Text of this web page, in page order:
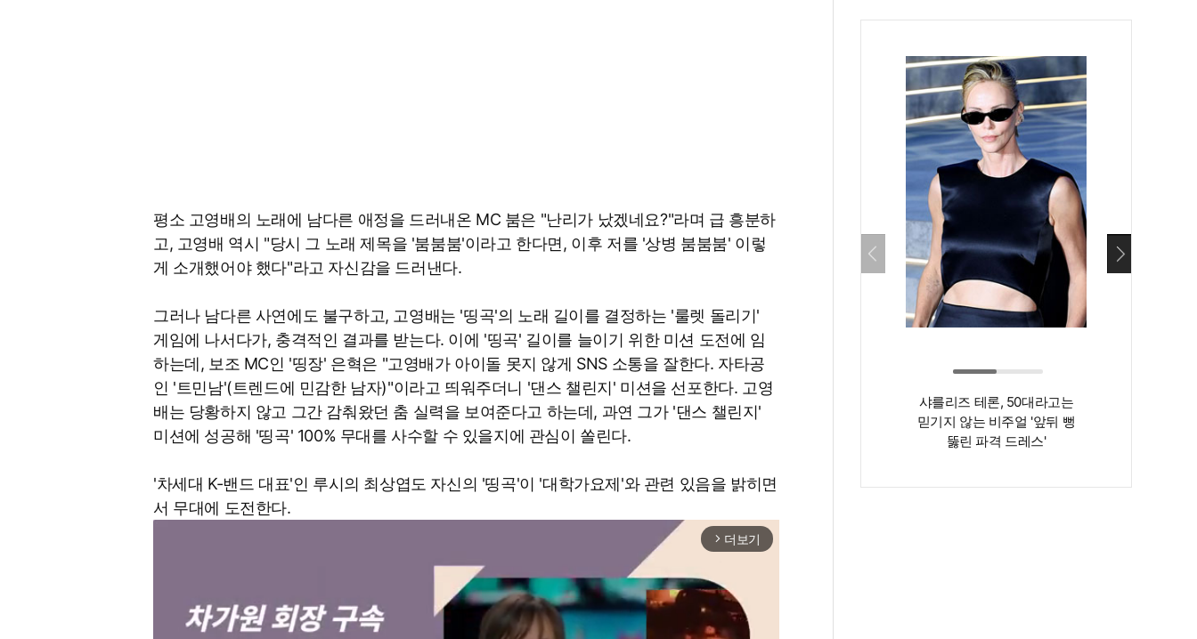
평소 고영배의 노래에 남다른 애정을 드러내온 MC 붐은 "난리가 났겠네요?"라며 급 흥분하
고, 고영배 역시 "당시 그 노래 제목을 '붐붐붐'이라고 한다면, 이후 저를 '상병 붐붐붐' 이렇
게 소개했어야 했다"라고 자신감을 드러낸다.
그러나 남다른 사연에도 불구하고, 고영배는 '띵곡'의 노래 길이를 결정하는 '룰렛 돌리기'
게임에 나서다가, 충격적인 결과를 받는다. 이에 '띵곡' 길이를 늘이기 위한 미션 도전에 임
하는데, 보조 MC인 '띵장' 은혁은 "고영배가 아이돌 못지 않게 SNS 소통을 잘한다. 자타공
인 '트민남'(트렌드에 민감한 남자)"이라고 띄워주더니 '댄스 챌린지' 미션을 선포한다. 고영
배는 당황하지 않고 그간 감춰왔던 춤 실력을 보여준다고 하는데, 과연 그가 '댄스 챌린지'
미션에 성공해 '띵곡' 100% 무대를 사수할 수 있을지에 관심이 쏠린다.
'차세대 K-밴드 대표'인 루시의 최상엽도 자신의 '띵곡'이 '대학가요제'와 관련 있음을 밝히면
서 무대에 도전한다.
arrow_forward_ios 더보기
샤를리즈 테론, 50대라고는
믿기지 않는 비주얼 '앞뒤 뻥
뚫린 파격 드레스'